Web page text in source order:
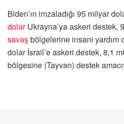
Biden’ın imzaladığı 95 milyar
dolarUkrayna’ya askeri destek,
savaşbölgelerine insani yardım
dolar İsrail’e askeri destek, 8,1
bölgesine (Tayvan) destek